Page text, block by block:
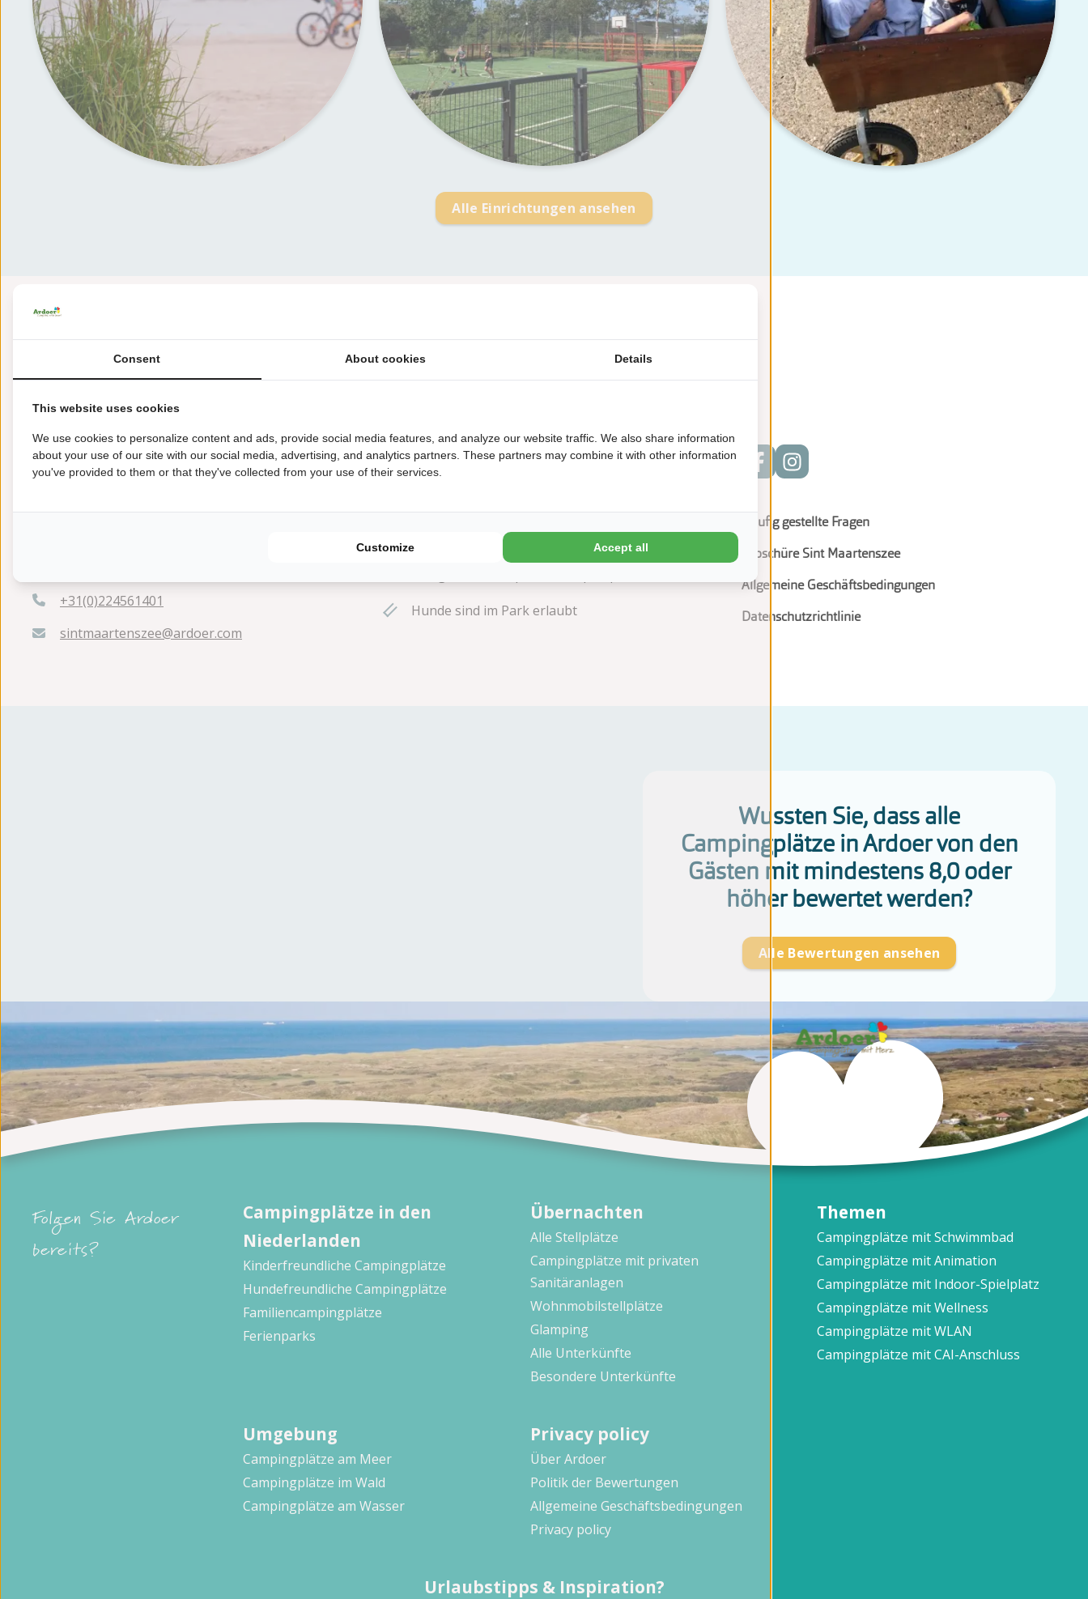
Alle Einrichtungen ansehen
"Auf in den Urlaub!"
+31(0)224561401
sintmaartenszee@ardoer.com
15 Minuten zu Fuß zum Strand
Bollerwagen- und Fahrradverleih
Hunde sind im Park erlaubt
Häufig gestellte Fragen
Broschüre Sint Maartenszee
Allgemeine Geschäftsbedingungen
Datenschutzrichtlinie
Wussten Sie, dass alle
Campingplätze in Ardoer von den
Gästen mit mindestens 8,0 oder
höher bewertet werden?
Alle Bewertungen ansehen
Folgen Sie Ardoer
bereits?
Campingplätze in den
Niederlanden
Kinderfreundliche Campingplätze
Hundefreundliche Campingplätze
Familiencampingplätze
Ferienparks
Übernachten
Alle Stellplätze
Campingplätze mit privaten
Sanitäranlagen
Wohnmobilstellplätze
Glamping
Alle Unterkünfte
Besondere Unterkünfte
Themen
Campingplätze mit Schwimmbad
Campingplätze mit Animation
Campingplätze mit Indoor-Spielplatz
Campingplätze mit Wellness
Campingplätze mit WLAN
Campingplätze mit CAI-Anschluss
Umgebung
Campingplätze am Meer
Campingplätze im Wald
Campingplätze am Wasser
Privacy policy
Über Ardoer
Politik der Bewertungen
Allgemeine Geschäftsbedingungen
Privacy policy
Urlaubstipps & Inspiration?
Consent About cookies Details
This website uses cookies
We use cookies to personalize content and ads, provide social media features, and analyze our website traffic. We also share information
about your use of our site with our social media, advertising, and analytics partners. These partners may combine it with other information
you've provided to them or that they've collected from your use of their services.
Customize Accept all